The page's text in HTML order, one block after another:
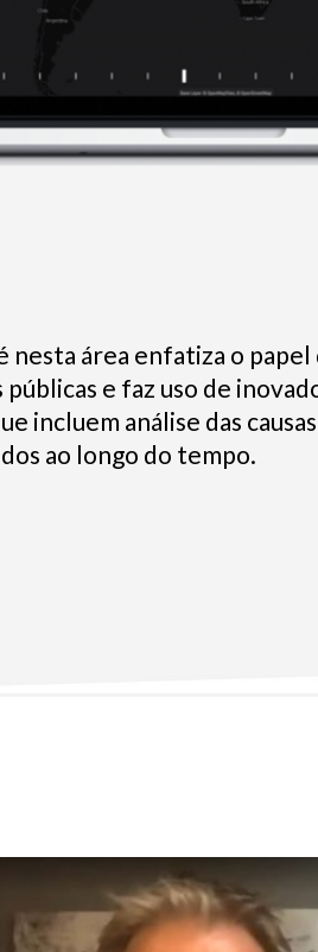
nesta área enfatiza o
e faz uso de
incluem análise das
ao longo do tempo.